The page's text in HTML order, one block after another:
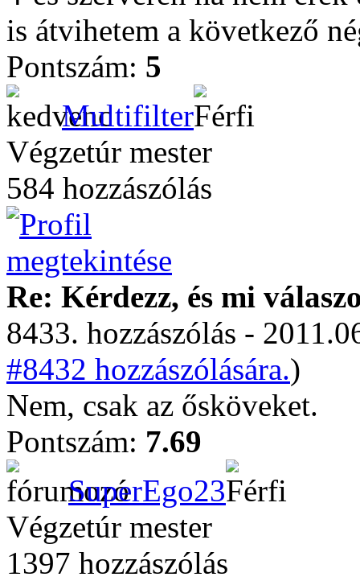
is átvihetem a következő
Pontszám: 5
Multifilter
Végzetúr mester
584 hozzászólás
Re: Kérdezz, és mi
8433. hozzászólás -
#8432 hozzászólására.)
Nem, csak az ősköveket.
Pontszám: 7.69
SuperEgo23
Végzetúr mester
1397 hozzászólás